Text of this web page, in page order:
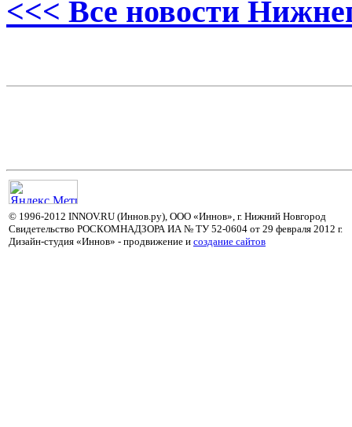
<<< Все новости
© 1996-2012 INNOV.RU (Иннов.ру), ООО «Иннов», г. Нижний Новгород
Свидетельство РОСКОМНАДЗОРА ИА № ТУ 52-0604 от 29 февраля 2012 г.
Дизайн-студия «Иннов» - продвижение и cоздание сайтов